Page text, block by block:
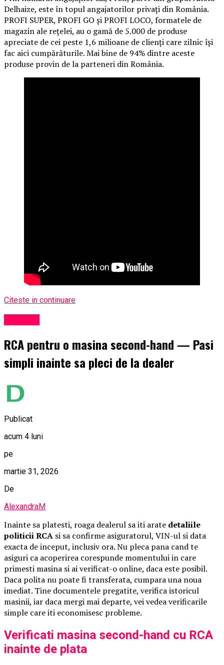
Delhaize, este în topul angajatorilor privați din România.
PROFI SUPER, PROFI GO și PROFI LOCO, formatele de
magazin ale rețelei, au o gamă de 5.000 de produse
apreciate de cei peste 1,6 milioane de clienți care zilnic își
fac aici cumpărăturile. Mai bine de 94% dintre aceste
produse provin de la parteneri din România.
Citeste in continuare
RCA pentru o masina second-hand — Pasi
simpli inainte sa pleci de la dealer
Publicat
acum 4 luni
pe
martie 31, 2026
De
AlexandraM
Inainte sa platesti, roaga dealerul sa iti arate detaliile
politicii RCA si sa confirme asiguratorul, VIN-ul si data
exacta de inceput, inclusiv ora. Nu pleca pana cand te
asiguri ca acoperirea corespunde momentului in care
primesti masina si ai verificat-o online, daca este posibil.
Daca polita nu poate fi transferata, cumpara una noua
imediat. Tine documentele pregatite, verifica istoricul
masinii, iar daca mergi mai departe, vei vedea verificarile
simple care iti economisesc probleme.
Verificati masina second-hand cu RCA
inainte de plata